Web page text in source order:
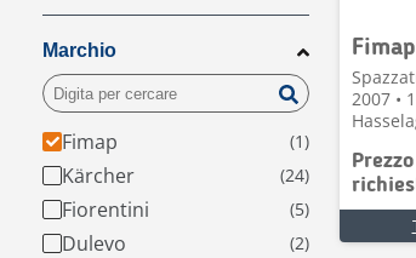
Marchio
Fimap
Kärcher
Fiorentini
Dulevo
2007 •